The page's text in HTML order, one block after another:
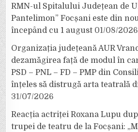
RMN-ul Spitalului Județean de
Pantelimon” Focșani este din
începând cu 1 august 01/08/2026
Organizația județeană AUR
dezamăgirea față de modul în
PSD – PNL – FD – PMP din
înțeles să distrugă arta teatrală
31/07/2026
Reacția actriței Roxana Lupu
trupei de teatru de la Focșani: